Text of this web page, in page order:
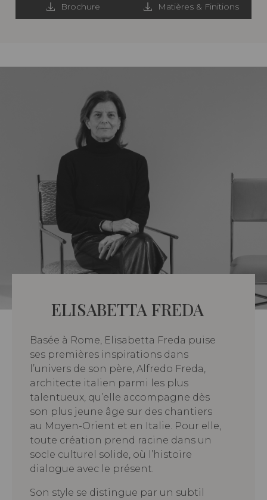
Brochure Matières & Finitions
ELISABETTA FREDA
Basée à Rome, Elisabetta Freda puise
ses premières inspirations dans
l’univers de son père, Alfredo Freda,
architecte italien parmi les plus
talentueux, qu’elle accompagne dès
son plus jeune âge sur des chantiers
au Moyen-Orient et en Italie. Pour elle,
toute création prend racine dans un
socle culturel solide, où l’histoire
dialogue avec le présent.
Son style se distingue par un subtil